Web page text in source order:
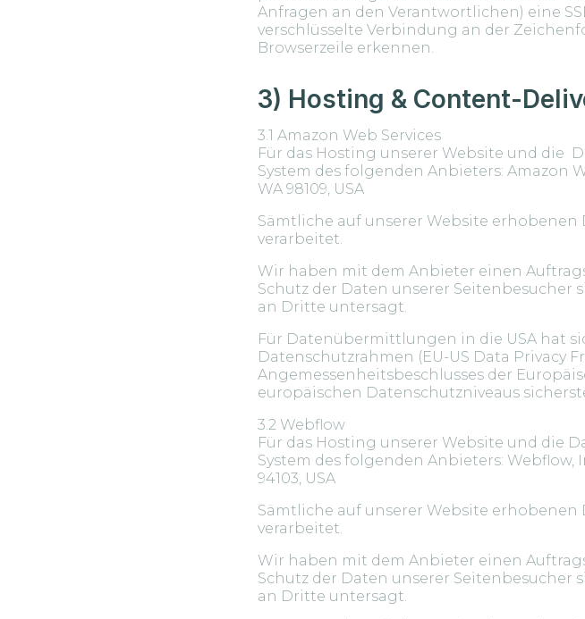
Anfragen an den Verantwortlichen) eine
verschlüsselte Verbindung an der
Browserzeile erkennen.
3) Hosting & Content-
3.1 Amazon Web Services
Für das Hosting unserer Website und die
System des folgenden Anbieters: Amazon
WA 98109, USA
Sämtliche auf unserer Website erhobenen
verarbeitet.
Wir haben mit dem Anbieter einen
Schutz der Daten unserer
an Dritte untersagt.
Für Datenübermittlungen in die USA hat
Datenschutzrahmen (EU-US Data Privacy
Angemessenheitsbeschlusses der
europäischen Datenschutzniveaus
3.2 Webflow
Für das Hosting unserer Website und die
System des folgenden Anbieters: Webflow,
94103, USA
Sämtliche auf unserer Website erhobenen
verarbeitet.
Wir haben mit dem Anbieter einen
Schutz der Daten unserer
an Dritte untersagt.